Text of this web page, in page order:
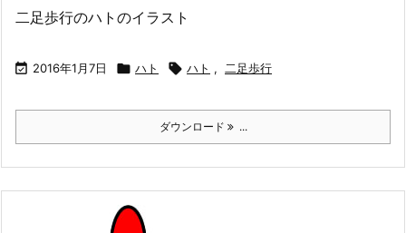
二足歩行のハトのイラスト
 2016年1月7日  ハト  ハト , 二足歩行
ダウンロード ...